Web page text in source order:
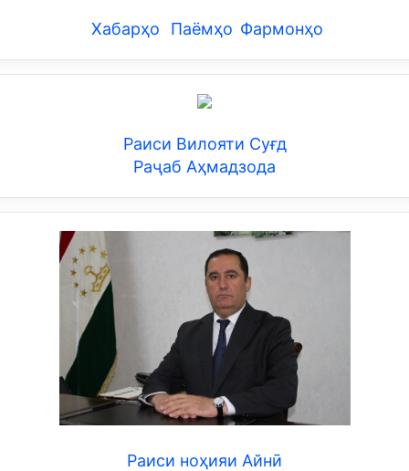
Хабарҳо Паёмҳо Фармонҳо
Раиси Вилояти Суғд
Раҷаб Аҳмадзода
Раиси ноҳияи Айнӣ